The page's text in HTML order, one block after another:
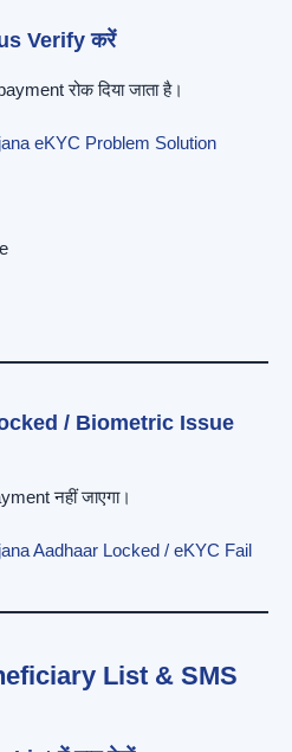
Verify करें
रोक दिया जाता है।
eKYC Problem Solution
/ Biometric Issue
नहीं जाएगा।
Aadhaar Locked / eKYC Fail
List & SMS